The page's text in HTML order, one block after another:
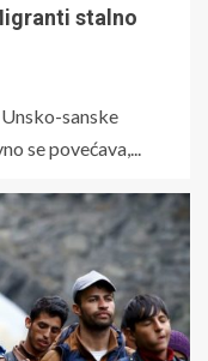
stalno
sanske
se povećava,...